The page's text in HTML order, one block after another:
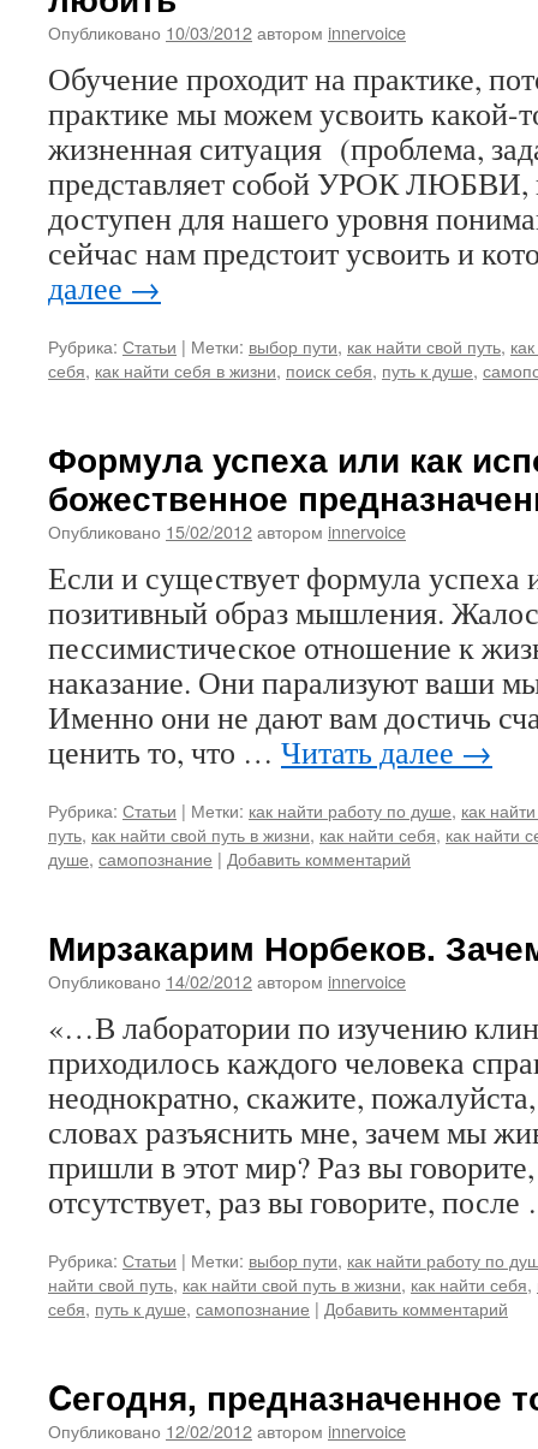
Опубликовано 10/03/2012автором innervoice
Обучение проходит на практике,
практике мы можем усвоить какой-
жизненная ситуация (проблема,
представляет собой УРОК ЛЮБВИ,
доступен для нашего уровня
сейчас нам предстоит усвоить и
далее →
Рубрика: Статьи | Метки: выбор пути, как найти свой путь,
себя, как найти себя в жизни, поиск себя, путь к душе,
Формула успеха или как
божественное
Опубликовано 15/02/2012автором innervoice
Если и существует формула успеха
позитивный образ мышления.
пессимистическое отношение к
наказание. Они парализуют ваши
Именно они не дают вам достичь
ценить то, что … Читать далее →
Рубрика: Статьи | Метки: как найти работу по душе, как
путь, как найти свой путь в жизни, как найти себя, как найти
душе, самопознание | Добавить комментарий
Мирзакарим Норбеков.
Опубликовано 14/02/2012автором innervoice
«…В лаборатории по изучению
приходилось каждого человека
неоднократно, скажите,
словах разъяснить мне, зачем мы
пришли в этот мир? Раз вы
отсутствует, раз вы говорите,
Рубрика: Статьи | Метки: выбор пути, как найти работу по
найти свой путь, как найти свой путь в жизни, как найти себя,
себя, путь к душе, самопознание | Добавить комментарий
Cегодня, предназначенное
Опубликовано 12/02/2012автором innervoice